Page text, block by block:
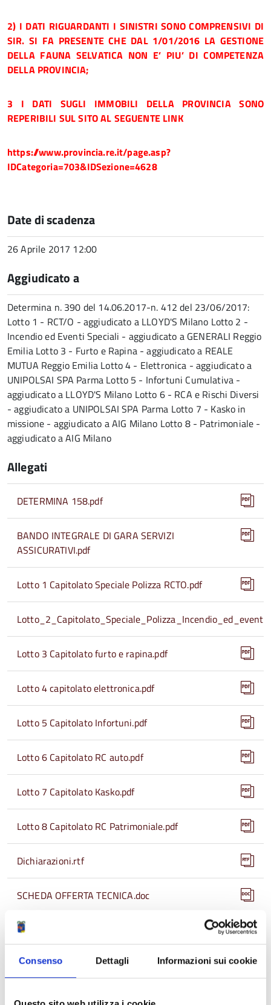
Consenso Dettagli Informazioni sui cookie
2) I DATI RIGUARDANTI I SINISTRI SONO COMPRENSIVI DI
SIR. SI FA PRESENTE CHE DAL 1/01/2016 LA GESTIONE
DELLA FAUNA SELVATICA NON E’ PIU’ DI COMPETENZA
DELLA PROVINCIA;
3 I DATI SUGLI IMMOBILI DELLA PROVINCIA SONO
REPERIBILI SUL SITO AL SEGUENTE LINK
https://www.provincia.re.it/page.asp?
IDCategoria=703&IDSezione=4628
Date di scadenza
26 Aprile 2017 12:00
Aggiudicato a
Determina n. 390 del 14.06.2017-n. 412 del 23/06/2017:
Lotto 1 - RCT/O - aggiudicato a LLOYD'S Milano Lotto 2 -
Incendio ed Eventi Speciali - aggiudicato a GENERALI Reggio
Emilia Lotto 3 - Furto e Rapina - aggiudicato a REALE
MUTUA Reggio Emilia Lotto 4 - Elettronica - aggiudicato a
UNIPOLSAI SPA Parma Lotto 5 - Infortuni Cumulativa -
aggiudicato a LLOYD'S Milano Lotto 6 - RCA e Rischi Diversi
- aggiudicato a UNIPOLSAI SPA Parma Lotto 7 - Kasko in
missione - aggiudicato a AIG Milano Lotto 8 - Patrimoniale -
aggiudicato a AIG Milano
Allegati
DETERMINA 158.pdf
BANDO INTEGRALE DI GARA SERVIZI
ASSICURATIVI.pdf
Lotto 1 Capitolato Speciale Polizza RCTO.pdf
Lotto 3 Capitolato furto e rapina.pdf
Lotto 4 capitolato elettronica.pdf
Lotto 5 Capitolato Infortuni.pdf
Lotto 6 Capitolato RC auto.pdf
Lotto 7 Capitolato Kasko.pdf
Lotto 8 Capitolato RC Patrimoniale.pdf
Dichiarazioni.rtf
SCHEDA OFFERTA TECNICA.doc
MODELLO OFFERTA ECONOMICA.doc
CODICE DI COMPORTAMENTO DEI DIPENDENTI
DELLA PROVINCIA DI REGGIO EMILIA.pdf